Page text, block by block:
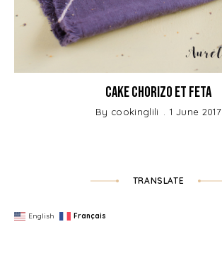
Cake Chorizo et Feta
By cookinglili 1 June 2017
TRANSLATE
English Français